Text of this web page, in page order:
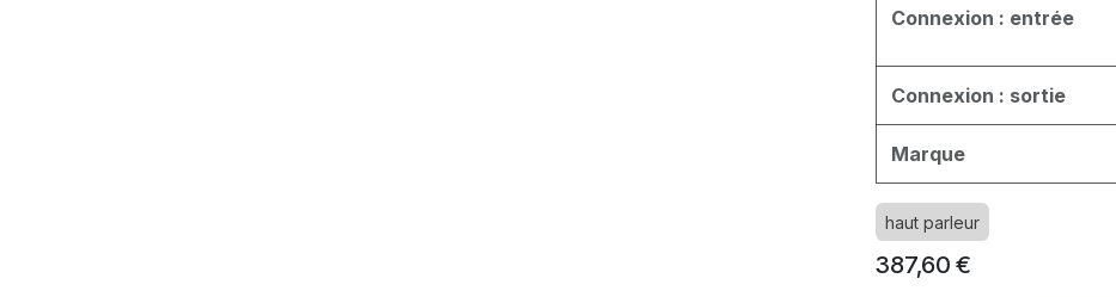
Connexion : entrée
Connexion : sortie
Marque
haut parleur
387,60 €